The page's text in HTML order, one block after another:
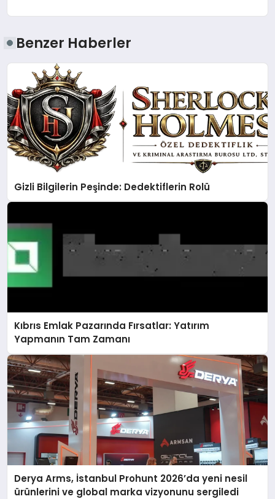
Benzer Haberler
Gizli Bilgilerin Peşinde: Dedektiflerin Rolü
Kıbrıs Emlak Pazarında Fırsatlar: Yatırım
Yapmanın Tam Zamanı
Derya Arms, İstanbul Prohunt 2026’da yeni nesil
ürünlerini ve global marka vizyonunu sergiledi